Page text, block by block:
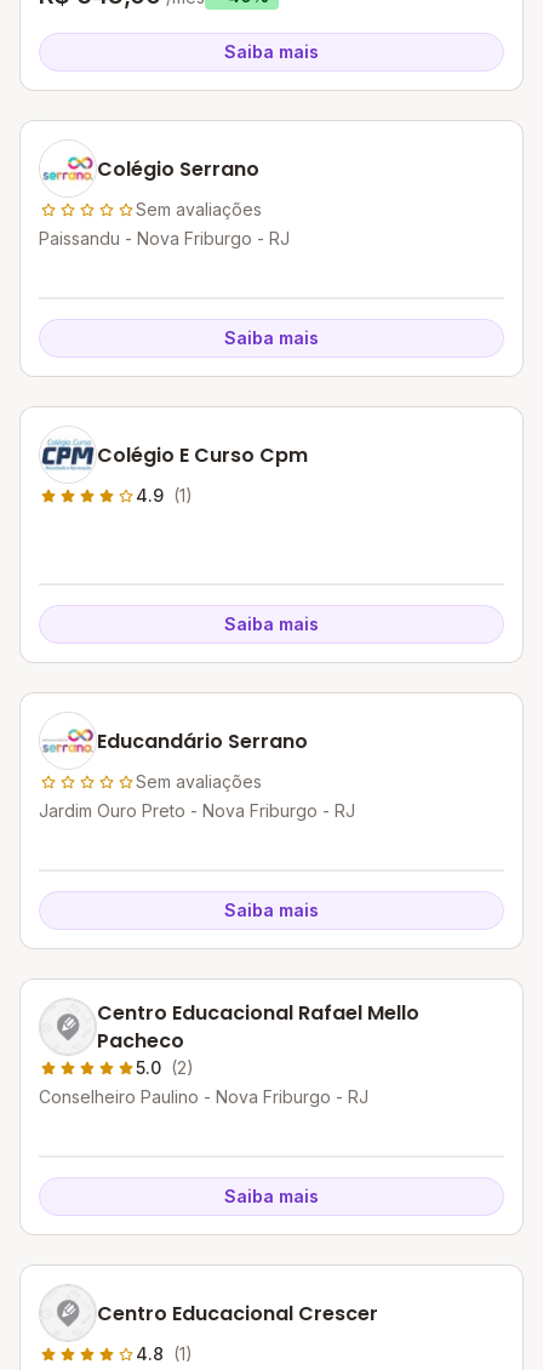
Saiba mais
Colégio Serrano
Sem avaliações
Paissandu - Nova Friburgo - RJ
Saiba mais
Colégio E Curso Cpm
4.9 (1)
Saiba mais
Educandário Serrano
Sem avaliações
Jardim Ouro Preto - Nova Friburgo - RJ
Saiba mais
Centro Educacional Rafael Mello
Pacheco
5.0 (2)
Conselheiro Paulino - Nova Friburgo - RJ
Saiba mais
Centro Educacional Crescer
4.8 (1)